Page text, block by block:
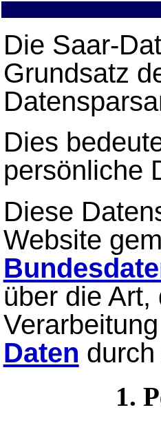
Die Saar-
Grundsatz
Dies
persönliche
Diese
Website
über die
Daten
1.